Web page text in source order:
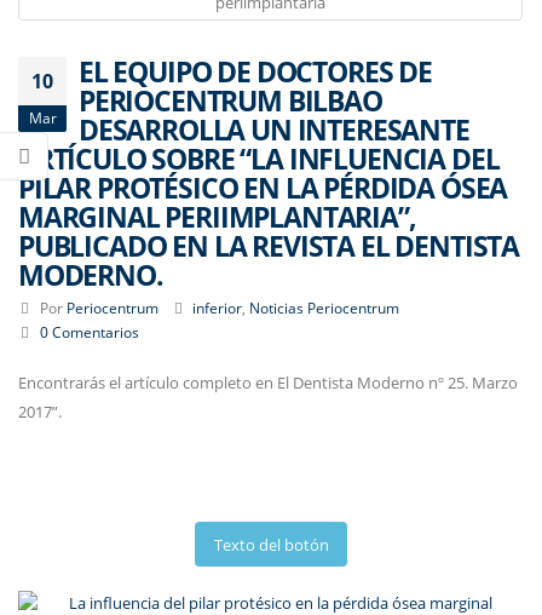
10
Mar
EL EQUIPO DE DOCTORES DE
PERIOCENTRUM BILBAO
DESARROLLA UN INTERESANTE
ARTÍCULO SOBRE “LA INFLUENCIA DEL
PILAR PROTÉSICO EN LA PÉRDIDA ÓSEA
MARGINAL PERIIMPLANTARIA”,
PUBLICADO EN LA REVISTA EL DENTISTA
MODERNO.
Por Periocentrum inferior Noticias Periocentrum
0 Comentarios
Encontrarás el artículo completo en El Dentista Moderno nº 25. Marzo
2017”.
Texto del botón